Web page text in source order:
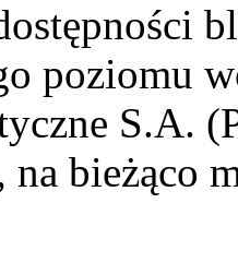
poziomu
S.A.
na bieżąco